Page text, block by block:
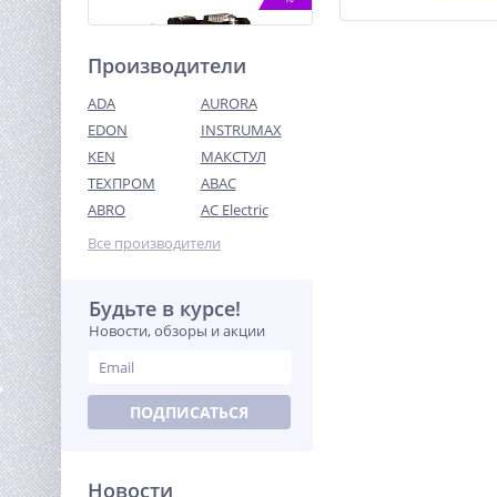
Компрессор ременной
масляный TOR OBL 100-10-
1,5 220V
30 231
Производители
ADA
AURORA
EDON
INSTRUMAX
KEN
МАКСТУЛ
ТЕХПРОМ
ABAC
ABRO
AC Electric
Все производители
Будьте в курсе!
Новости, обзоры и акции
ПОДПИСАТЬСЯ
Новости